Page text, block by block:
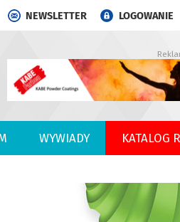
NEWSLETTER LOGOWANIE
WYWIADY KATALOG